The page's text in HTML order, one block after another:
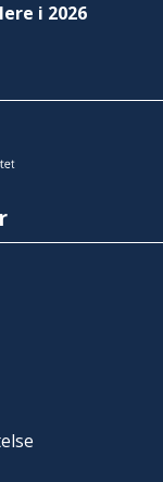
i 2026